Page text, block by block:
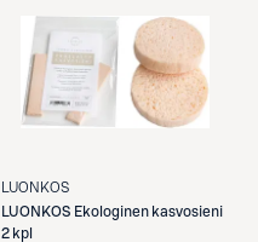
LUONKOS
LUONKOS Ekologinen kasvosieni
2 kpl